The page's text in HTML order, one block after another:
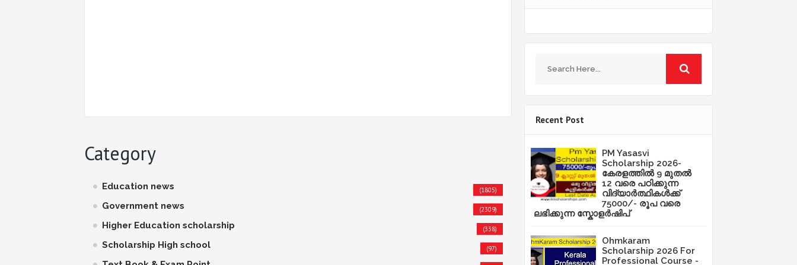
Category
Education news (1805)
Government news (2309)
Higher Education scholarship (338)
Scholarship High school (97)
Recent Post
PM Yasasvi
Scholarship 2026-
കേരളത്തിൽ 9 മുതൽ
12 വരെ പഠിക്കുന്ന
വിദ്യാർത്ഥികൾക്ക്
75000/- രൂപ വരെ
ലഭിക്കുന്ന സ്കോളർഷിപ്
Ohmkaram
Scholarship 2026 For
Professional Course -